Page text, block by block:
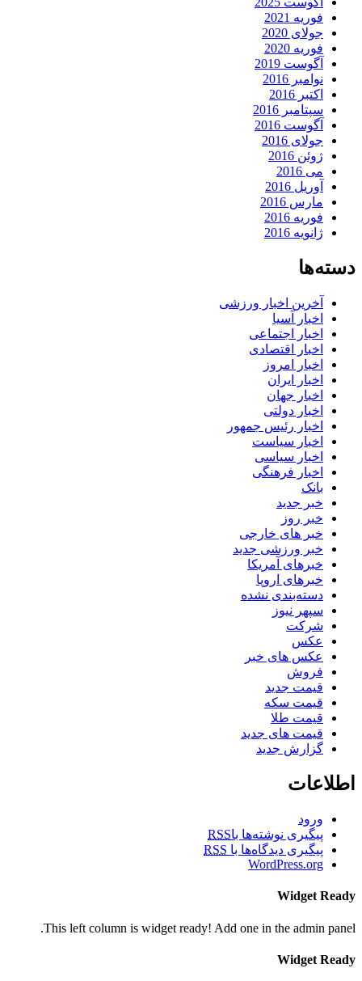
فوریه 2021
جولای 2020
فوریه 2020
آگوست 2019
نوامبر 2016
اکتبر 2016
سپتامبر 2016
آگوست 2016
جولای 2016
ژوئن 2016
می 2016
آوریل 2016
مارس 2016
فوریه 2016
ژانویه 2016
دسته‌ها
آخرین اخبار ورزشی
اخبار آسیا
اخبار اجتماعی
اخبار اقتصادی
اخبار امروز
اخبار ایران
اخبار جهان
اخبار دولتی
اخبار رئیس جمهور
اخبار سیاست
اخبار سیاسی
اخبار فرهنگی
بانک
خبر جدید
خبر روز
خبر های خارجی
خبر ورزشی جدید
خبرهای آمریکا
خبرهای اروپا
دسته‌بندی نشده
سپهر نیوز
شرکت
عکس
عکس های خبر
فروش
قیمت جدید
قیمت سکه
قیمت طلا
قیمت های جدید
گزارش جدید
اطلاعات
ورود
پیگیری نوشته‌ها باRSS
پیگیری دیدگاه‌ها با RSS
WordPress.org
Widget Ready
This left column is widget ready! Add one in the admin panel.
Widget Ready